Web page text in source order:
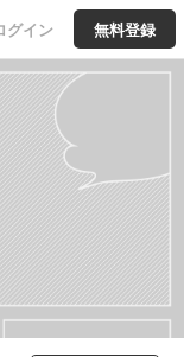
グイン 無料登録